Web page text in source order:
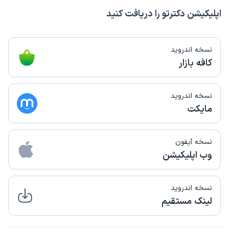
اپلیکیشن دکترتو را دریافت کنید
نسخه اندروید
کافه بازار
نسخه اندروید
مایکت
نسخه آیفون
وب اپلیکیشن
نسخه اندروید
لینک مستقیم